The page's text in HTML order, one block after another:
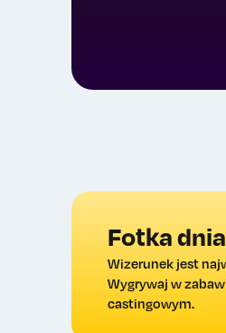
Fotka dnia
Wizerunek jest
Wygrywaj w
castingowym.